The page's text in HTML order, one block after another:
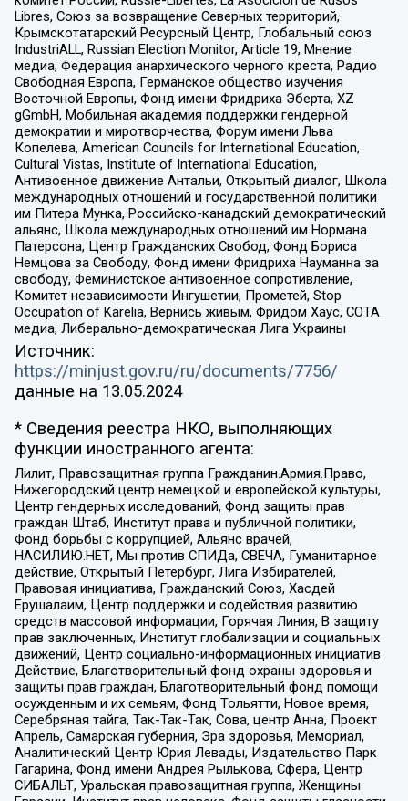
Libres, Союз за возвращение Северных территорий,
Крымскотатарский Ресурсный Центр, Глобальный союз
IndustriALL, Russian Election Monitor, Article 19, Мнение
медиа, Федерация анархического черного креста, Радио
Свободная Европа, Германское общество изучения
Восточной Европы, Фонд имени Фридриха Эберта, XZ
gGmbH, Мобильная академия поддержки гендерной
демократии и миротворчества, Форум имени Льва
Копелева, American Councils for International Education,
Cultural Vistas, Institute of International Education,
Антивоенное движение Антальи, Открытый диалог, Школа
международных отношений и государственной политики
им Питера Мунка, Российско-канадский демократический
альянс, Школа международных отношений им Нормана
Патерсона, Центр Гражданских Свобод, Фонд Бориса
Немцова за Свободу, Фонд имени Фридриха Науманна за
свободу, Феминистское антивоенное сопротивление,
Комитет независимости Ингушетии, Прометей, Stop
Occupation of Karelia, Вернись живым, Фридом Хаус, СОТА
медиа, Либерально-демократическая Лига Украины
Источник:
https://minjust.gov.ru/ru/documents/7756/
данные на 13.05.2024
* Сведения реестра НКО, выполняющих
функции иностранного агента:
Лилит, Правозащитная группа Гражданин.Армия.Право,
Нижегородский центр немецкой и европейской культуры,
Центр гендерных исследований, Фонд защиты прав
граждан Штаб, Институт права и публичной политики,
Фонд борьбы с коррупцией, Альянс врачей,
НАСИЛИЮ.НЕТ, Мы против СПИДа, СВЕЧА, Гуманитарное
действие, Открытый Петербург, Лига Избирателей,
Правовая инициатива, Гражданский Союз, Хасдей
Ерушалаим, Центр поддержки и содействия развитию
средств массовой информации, Горячая Линия, В защиту
прав заключенных, Институт глобализации и социальных
движений, Центр социально-информационных инициатив
Действие, Благотворительный фонд охраны здоровья и
защиты прав граждан, Благотворительный фонд помощи
осужденным и их семьям, Фонд Тольятти, Новое время,
Серебряная тайга, Так-Так-Так, Сова, центр Анна, Проект
Апрель, Самарская губерния, Эра здоровья, Мемориал,
Аналитический Центр Юрия Левады, Издательство Парк
Гагарина, Фонд имени Андрея Рылькова, Сфера, Центр
СИБАЛЬТ, Уральская правозащитная группа, Женщины